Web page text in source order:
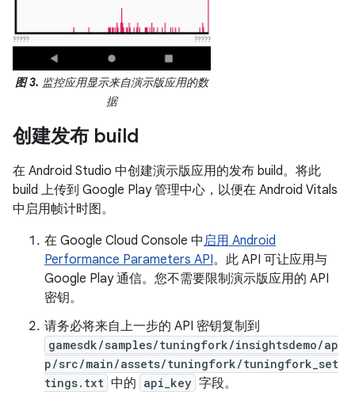
图 3. 监控应用显示来自演示版应用的数
据
创建发布 build
在 Android Studio 中创建演示版应用的发布 build。将此
build 上传到 Google Play 管理中心，以便在 Android Vitals
中启用帧计时图。
在 Google Cloud Console 中启用 Android
Performance Parameters API。此 API 可让应用与
Google Play 通信。您不需要限制演示版应用的 API
密钥。
请务必将来自上一步的 API 密钥复制到
gamesdk/samples/tuningfork/insightsdemo/ap
p/src/main/assets/tuningfork/tuningfork_set
tings.txt 中的 api_key 字段。